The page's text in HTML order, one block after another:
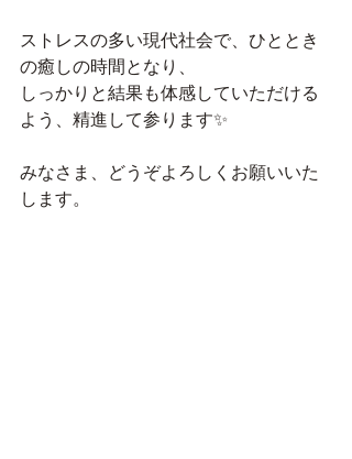
ストレスの多い現代社会で、ひととき
の癒しの時間となり、
しっかりと結果も体感していただける
よう、精進して参ります✨
みなさま、どうぞよろしくお願いいた
します。